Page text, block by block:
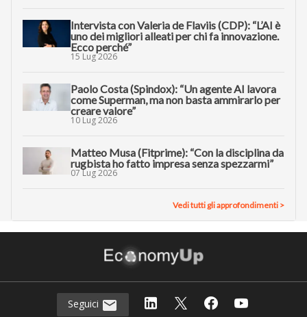
Intervista con Valeria de Flaviis (CDP): “L’AI è
uno dei migliori alleati per chi fa innovazione.
Ecco perché”
15 Lug 2026
Paolo Costa (Spindox): “Un agente AI lavora
come Superman, ma non basta ammirarlo per
creare valore”
10 Lug 2026
Matteo Musa (Fitprime): “Con la disciplina da
rugbista ho fatto impresa senza spezzarmi”
07 Lug 2026
Vedi tutti gli approfondimenti >
Seguici